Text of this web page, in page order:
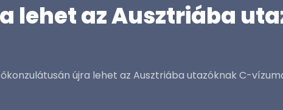
lehet az Ausztriába
újra lehet az Ausztriába utazóknak C-